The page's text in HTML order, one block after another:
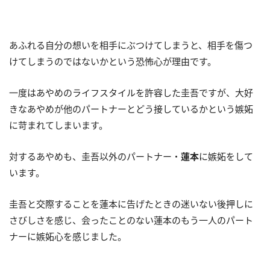
あふれる自分の想いを相手にぶつけてしまうと、相手を傷つ
けてしまうのではないかという恐怖心が理由です。
一度はあやめのライフスタイルを許容した圭吾ですが、大好
きなあやめが他のパートナーとどう接しているかという嫉妬
に苛まれてしまいます。
対するあやめも、圭吾以外のパートナー・ 蓮本に嫉妬をして
います。
圭吾と交際することを蓮本に告げたときの迷いない後押しに
さびしさを感じ、会ったことのない蓮本のもう一人のパート
ナーに嫉妬心を感じました。